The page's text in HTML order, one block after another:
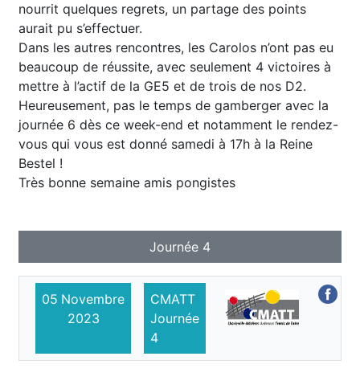
nourrit quelques regrets, un partage des points
aurait pu s’effectuer.
Dans les autres rencontres, les Carolos n’ont pas eu
beaucoup de réussite, avec seulement 4 victoires à
mettre à l’actif de la GE5 et de trois de nos D2.
Heureusement, pas le temps de gamberger avec la
journée 6 dès ce week-end et notamment le rendez-
vous qui vous est donné samedi à 17h à la Reine
Bestel !
Très bonne semaine amis pongistes
Journée 4
05 Novembre
2023
CMATT
Journée
4